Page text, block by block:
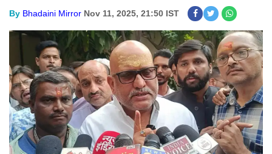
By Bhadaini Mirror Nov 11, 2025, 21:50 IST